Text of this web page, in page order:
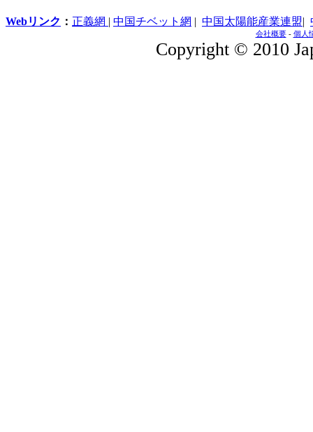
Webリンク ： 正義網 | 中国チベット網 | 中国太陽能産業連盟|
会社概要- 個人
Copyright © 2010